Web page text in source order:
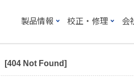
製品情報 校正・修理 会
[404 Not Found]